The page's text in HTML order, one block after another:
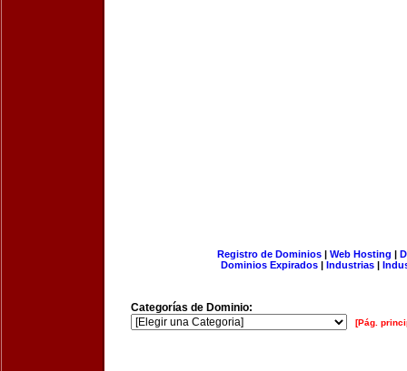
Registro de Dominios| Web Hosting |
Dominios Expirados | Industrias |
Categorías de Dominio:
[Pág.